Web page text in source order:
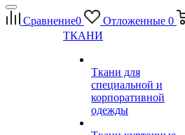
Сравнение0 Отложенные 0
ТКАНИ
Ткани для
специальной и
корпоративной
одежды